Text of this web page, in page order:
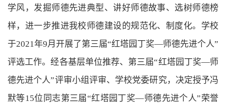
学风，发掘师德先进典型、讲好师德故事、选树师德榜
样，进一步推进我校师德建设的规范化、制度化。学校
于2021年9月开展了第三届“红塔园丁奖—师德先进个人”
评选工作。经各基层单位推荐、第三届“红塔园丁奖—师
德先进个人”评审小组评审、学校党委研究，决定授予冯
默等15位同志第三届“红塔园丁奖—师德先进个人”荣誉